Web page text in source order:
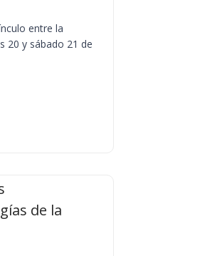
entre la
20 y sábado 21 de
de la